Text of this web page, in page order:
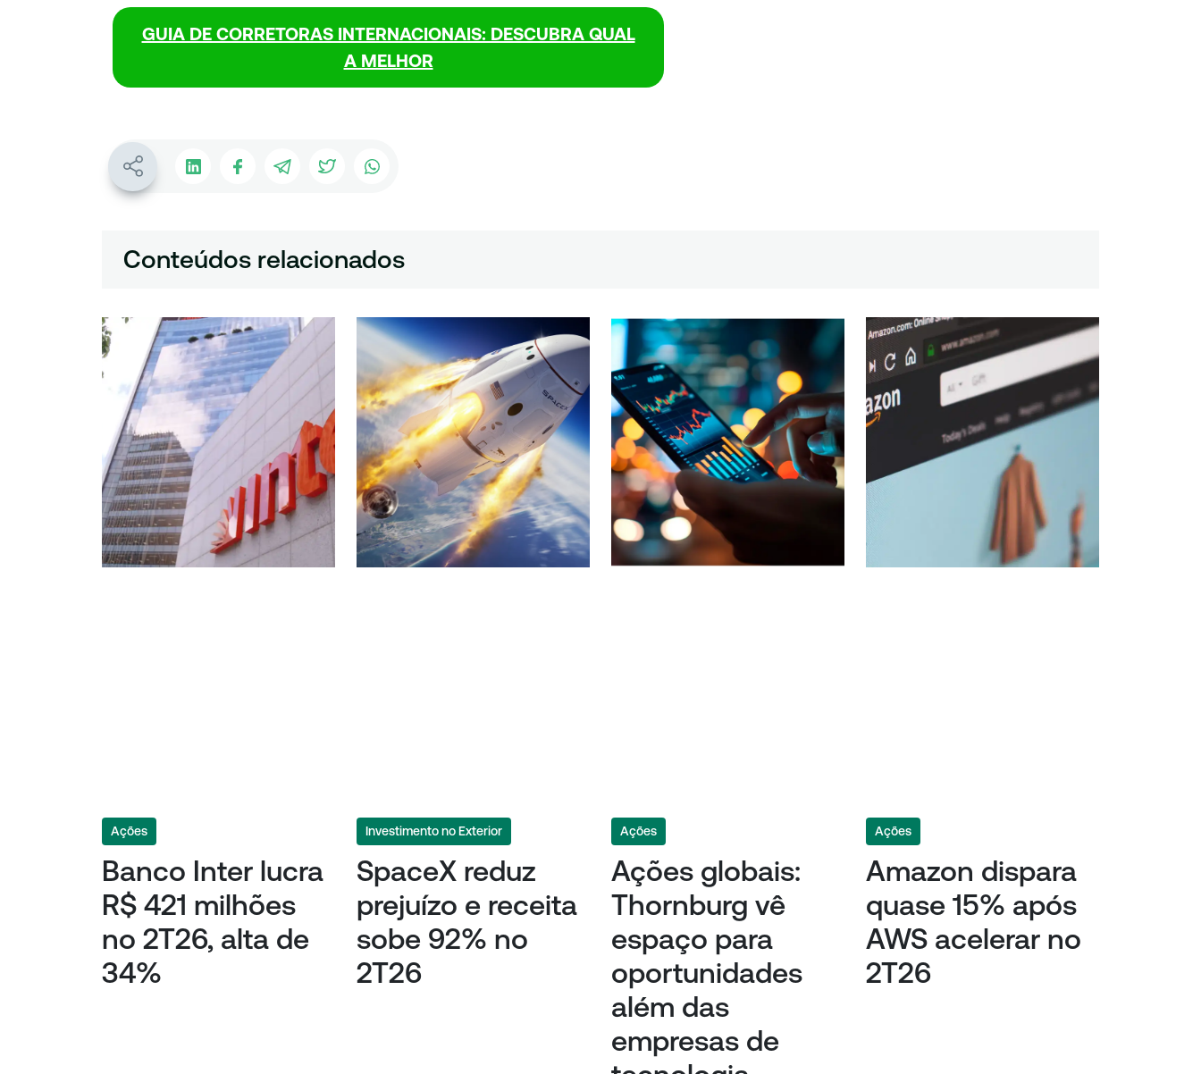
GUIA DE CORRETORAS INTERNACIONAIS: DESCUBRA QUAL
A MELHOR
Conteúdos relacionados
Ações
Banco Inter lucra
R$ 421 milhões
no 2T26, alta de
34%
Investimento no Exterior
SpaceX reduz
prejuízo e receita
sobe 92% no
2T26
Ações
Ações globais:
Thornburg vê
espaço para
oportunidades
além das
empresas de
Ações
Amazon dispara
quase 15% após
AWS acelerar no
2T26